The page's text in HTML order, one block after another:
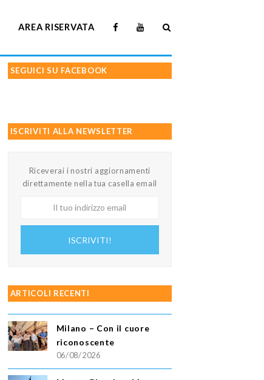
AREA RISERVATA
SEGUICI SU FACEBOOK
ISCRIVITI ALLA NEWSLETTER
Riceverai i nostri aggiornamenti
direttamente nella tua casella email
ISCRIVITI!
ARTICOLI RECENTI
Milano – Con il cuore
riconoscente
06/08/2026